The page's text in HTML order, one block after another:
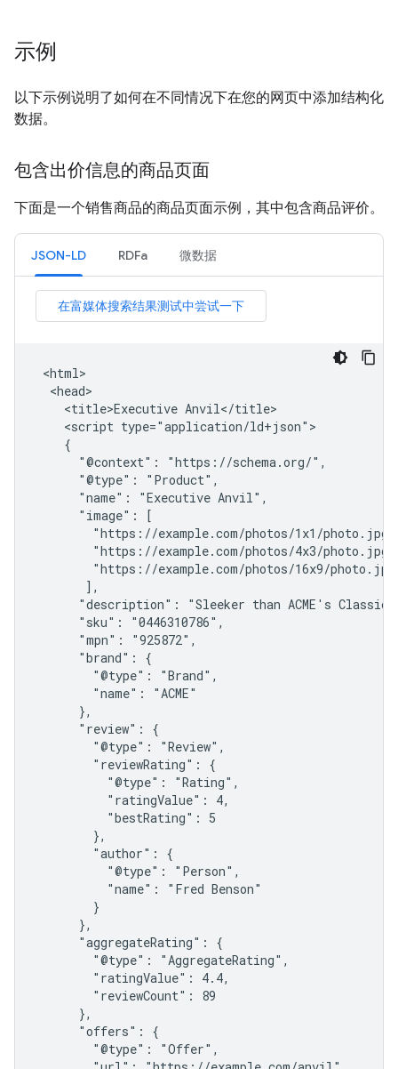
示例
以下示例说明了如何在不同情况下在您的网页中添加结构化
数据。
包含出价信息的商品页面
下面是一个销售商品的商品页面示例，其中包含商品评价。
JSON-LD RDFa 微数据
<html>
  <head>
    <title>Executive Anvil</title>
    <script type="application/ld+json">
    {
      "@context": "https://schema.org/",
      "@type": "Product",
      "name": "Executive Anvil",
      "image": [
"https://example.com/photos/1x1/
"https://example.com/photos/4x3/
"https://example.com/photos/16x9/
       ],
"description": "Sleeker than ACME's Classic
      "sku": "0446310786",
      "mpn": "925872",
      "brand": {
        "@type": "Brand",
        "name": "ACME"
      },
      "review": {
        "@type": "Review",
        "reviewRating": {
          "@type": "Rating",
          "ratingValue": 4,
          "bestRating": 5
        },
        "author": {
          "@type": "Person",
          "name": "Fred Benson"
        }
      },
      "aggregateRating": {
        "@type": "AggregateRating",
        "ratingValue": 4.4,
        "reviewCount": 89
      },
      "offers": {
        "@type": "Offer",